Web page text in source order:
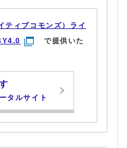
ティブコモンズ）ライ
で提供いた
タルサイト